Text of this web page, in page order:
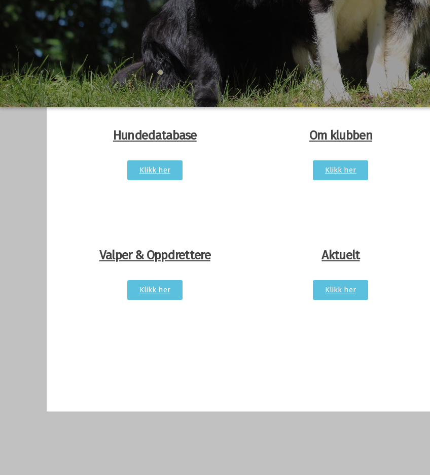
Hundedatabase
Klikk her
Om klubben
Klikk her
Valper & Oppdrettere
Klikk her
Aktuelt
Klikk her